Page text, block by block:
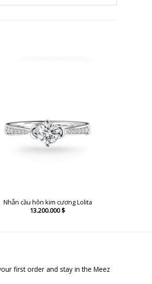
Nhẫn cầu hôn kim cương Lolita
13.200.000$
first order and stay in the Meez